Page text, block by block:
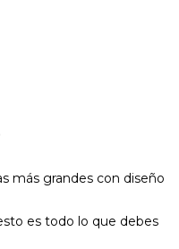
más grandes con diseño
es todo lo que debes